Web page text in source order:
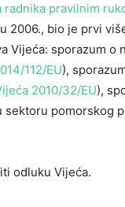
pravilnim
2006., bio je prvi
sporazum o
112/EU),
2010/32/EU),
sektoru pomorskog
odluku Vijeća.